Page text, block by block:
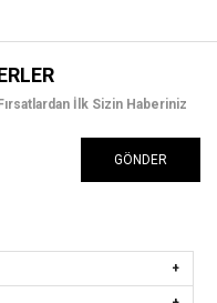
İlk Sizin Haberiniz
GÖNDER